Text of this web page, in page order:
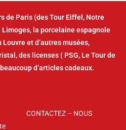
de Paris (des Tour Eiffel, Notre
Limoges, la porcelaine espagnole
et d’autres musées,
des licenses ( PSG, Le Tour de
d’articles cadeaux.
CONTACTEZ – NOUS